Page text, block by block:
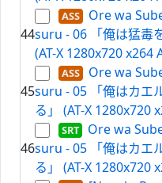
44
Ore wa
suru - 06 「俺は猛毒
(AT-X 1280x720 x264
45
Ore wa
suru - 05 「俺はカエ
る」 (AT-X 1280x720
46
Ore wa
suru - 05 「俺はカエ
る」 (AT-X 1280x720